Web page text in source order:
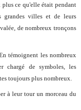
ce qu'elle était pendant
grandes villes et de leurs
de nombreux tronçons
témoignent les nombreux
chargé de symboles, les
toujours plus nombreux.
à leur tour un morceau du